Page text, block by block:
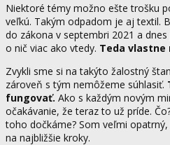
Niektoré témy možno ešte trošku
veľkú. Takým odpadom je aj textil.
do zákona v septembri 2021 a
o nič viac ako vtedy. Teda vlastne
Zvykli sme si na takýto žalostný
zároveň s tým nemôžeme súhlasiť.
fungovať. Ako s každým novým
očakávanie, že teraz to už príde.
toho dočkáme? Som veľmi
na najbližšie kroky.